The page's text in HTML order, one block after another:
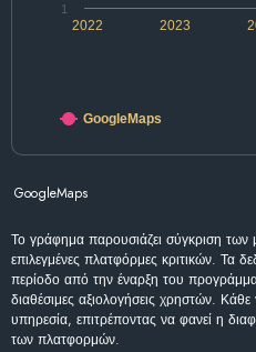
2022 2023
1
GoogleMaps
GoogleMaps
Το γράφημα παρουσιάζει σύγκριση των
επιλεγμένες πλατφόρμες κριτικών. Τα
περίοδο από την έναρξη του
διαθέσιμες αξιολογήσεις χρηστών. Κάθε
υπηρεσία, επιτρέποντας να φανεί η
των πλατφορμών.